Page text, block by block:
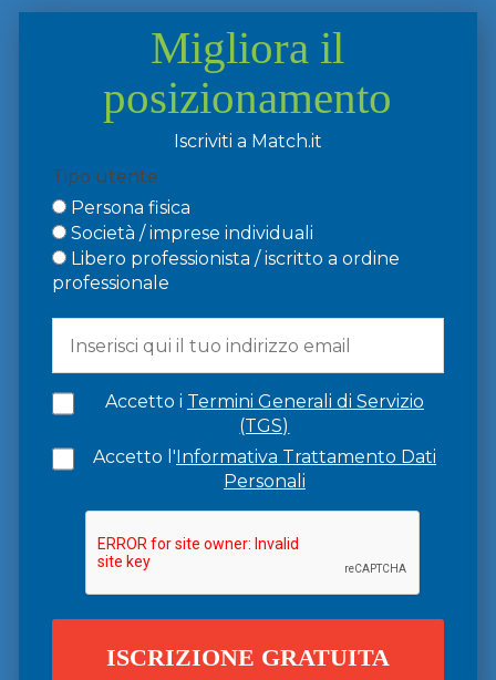
Migliora il
posizionamento
Iscriviti a Match.it
Tipo utente
Persona fisica
Società / imprese individuali
Libero professionista / iscritto a ordine
professionale
Accetto i Termini Generali di Servizio
(TGS)
Accetto l'Informativa Trattamento Dati
Personali